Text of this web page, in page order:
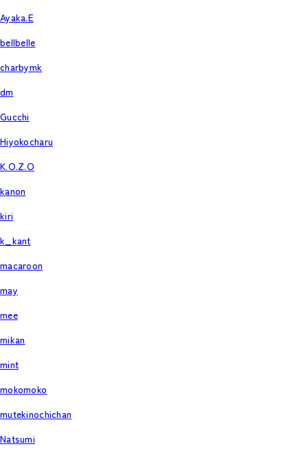
Ayaka.E
bellbelle
charbymk
dm
Gucchi
Hiyokocharu
K.O.Z.O
kanon
kiri
k_kant
macaroon
may
mee
mikan
mint
mokomoko
mutekinochichan
Natsumi